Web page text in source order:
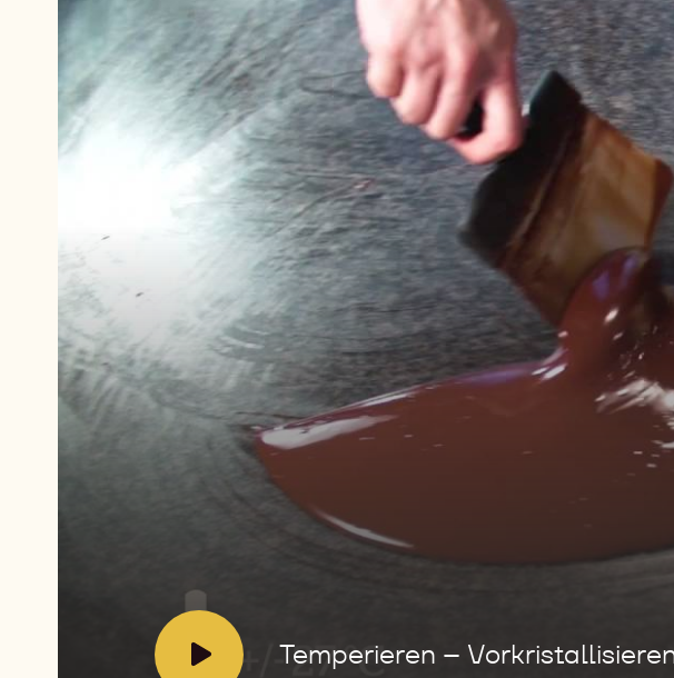
V
Temperieren –
Video
abspielen:
Temperieren